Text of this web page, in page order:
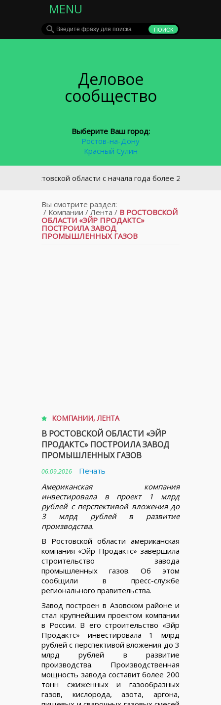
MENU
Деловое
сообщество
Выберите Ваш город:
Ростов-на-Дону
Красный Сулин
В Ростовской области с начала года более 2000 водителей
Вы смотрите раздел:
/ Компании /Лента / В РОСТОВСКОЙ
ОБЛАСТИ «ЭЙР ПРОДАКТС»
ПОСТРОИЛА ЗАВОД
ПРОМЫШЛЕННЫХ ГАЗОВ
КОМПАНИИ,ЛЕНТА
В РОСТОВСКОЙ ОБЛАСТИ «ЭЙР
ПРОДАКТС» ПОСТРОИЛА ЗАВОД
ПРОМЫШЛЕННЫХ ГАЗОВ
06.09.2016
Печать
Американская компания
инвестировала в проект 1 млрд
рублей с перспективой вложения до
3 млрд рублей в развитие
производства.
В Ростовской области американская
компания «Эйр Продактс» завершила
строительство завода
промышленных газов. Об этом
сообщили в пресс-службе
регионального правительства.
Завод построен в Азовском районе и
стал крупнейшим проектом компании
в России. В его строительство «Эйр
Продактс» инвестировала 1 млрд
рублей с перспективой вложения до 3
млрд рублей в развитие
производства. Производственная
мощность завода составит более 200
тонн сжиженных и газообразных
газов, кислорода, азота, аргона,